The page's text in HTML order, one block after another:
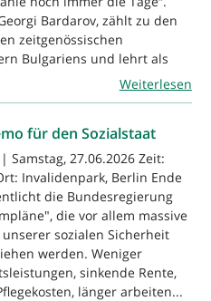
Bardarov, zählt zu den
zeitgenössischen
Bulgariens und lehrt als
Weiterlesen
für den Sozialstaat
Samstag, 27.06.2026 Zeit:
Invalidenpark, Berlin Ende
die Bundesregierung
die vor allem massive
sozialen Sicherheit
werden. Weniger
sinkende Rente,
länger arbeiten...